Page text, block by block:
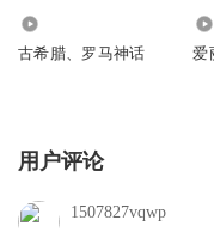
古希腊、罗马神话 爱
用户评论
1507827vqwp